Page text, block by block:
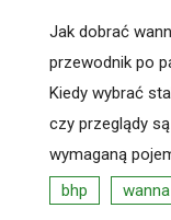
Jak dobrać
przewodnik po
Kiedy wybrać
czy przeglądy
wymaganą
bhp